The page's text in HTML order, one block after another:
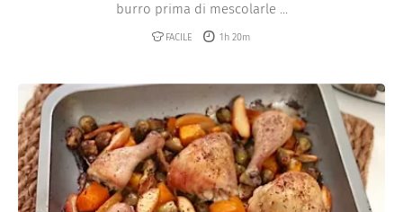
burro prima di mescolarle ...
FACILE 1h 20m